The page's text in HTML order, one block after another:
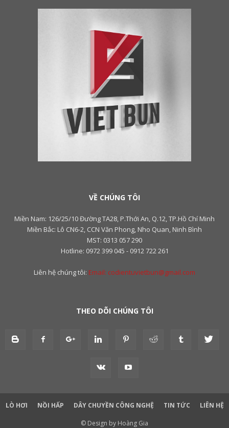
VỀ CHÚNG TÔI
Miền Nam: 126/25/10 Đường TA28, P.Thới An, Q.12, TP.Hồ Chí Minh
Miền Bắc: Lô CN6-2, CCN Văn Phong, Nho Quan, Ninh Bình
MST: 0313 057 290
Hotline: 0972 399 045 - 0912 722 261
Liên hệ chúng tôi: Email: codientuvietbun@gmail.com
THEO DÕI CHÚNG TÔI
LÒ HƠI NỒI HẤP DÂY CHUYỀN CÔNG NGHỆ TIN TỨC LIÊN HỆ
© Design by Hoàng Gia